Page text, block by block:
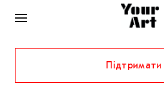
НОВИНИ
Підтримати